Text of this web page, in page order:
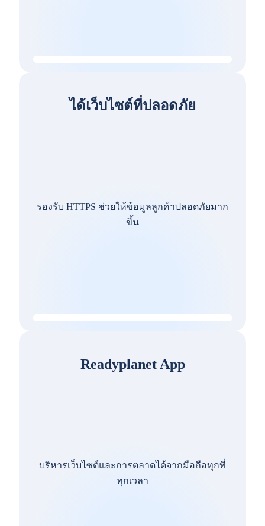
ได้เว็บไซต์ที่ปลอดภัย
รองรับ HTTPS ช่วยให้ข้อมูลลูกค้าปลอดภัยมาก
ขึ้น
Readyplanet App
บริหารเว็บไซต์และการตลาดได้จากมือถือทุกที่
ทุกเวลา